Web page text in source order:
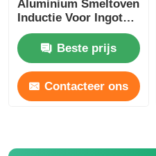
Aluminium Smeltoven
Inductie Voor Ingot
350kg Gewicht
DuurzaamBeste prijs
Contacteer ons